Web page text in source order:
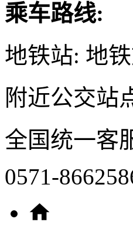
乘车路线:
地铁站: 地
附近公交站
全国统一客
0571-